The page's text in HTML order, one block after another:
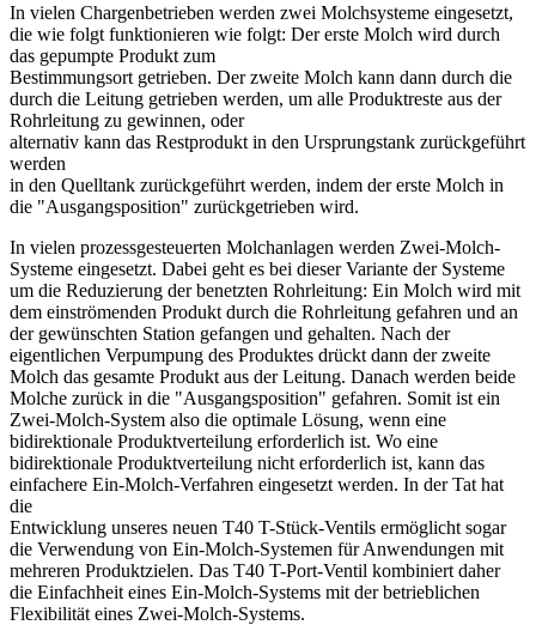
In vielen Chargenbetrieben werden zwei Molchsysteme eingesetzt,
die wie folgt funktionieren wie folgt: Der erste Molch wird durch
das gepumpte Produkt zum
Bestimmungsort getrieben. Der zweite Molch kann dann durch die
durch die Leitung getrieben werden, um alle Produktreste aus der
Rohrleitung zu gewinnen, oder
alternativ kann das Restprodukt in den Ursprungstank zurückgeführt
werden
in den Quelltank zurückgeführt werden, indem der erste Molch in
die "Ausgangsposition" zurückgetrieben wird.
In vielen prozessgesteuerten Molchanlagen werden Zwei-Molch-
Systeme eingesetzt. Dabei geht es bei dieser Variante der Systeme
um die Reduzierung der benetzten Rohrleitung: Ein Molch wird mit
dem einströmenden Produkt durch die Rohrleitung gefahren und an
der gewünschten Station gefangen und gehalten. Nach der
eigentlichen Verpumpung des Produktes drückt dann der zweite
Molch das gesamte Produkt aus der Leitung. Danach werden beide
Molche zurück in die "Ausgangsposition" gefahren. Somit ist ein
Zwei-Molch-System also die optimale Lösung, wenn eine
bidirektionale Produktverteilung erforderlich ist. Wo eine
bidirektionale Produktverteilung nicht erforderlich ist, kann das
einfachere Ein-Molch-Verfahren eingesetzt werden. In der Tat hat
die
Entwicklung unseres neuen T40 T-Stück-Ventils ermöglicht sogar
die Verwendung von Ein-Molch-Systemen für Anwendungen mit
mehreren Produktzielen. Das T40 T-Port-Ventil kombiniert daher
die Einfachheit eines Ein-Molch-Systems mit der betrieblichen
Flexibilität eines Zwei-Molch-Systems.